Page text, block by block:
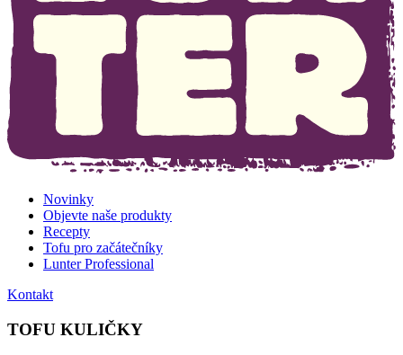
Novinky
Objevte naše produkty
Recepty
Tofu pro začátečníky
Lunter Professional
Kontakt
TOFU KULIČKY